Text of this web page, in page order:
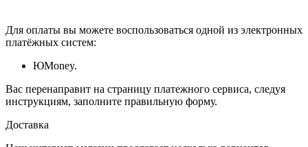
Для оплаты вы можете воспользоваться одной из электронных
платёжных систем:
ЮMoney.
Вас перенаправит на страницу платежного сервиса, следуя
инструкциям, заполните правильную форму.
Доставка